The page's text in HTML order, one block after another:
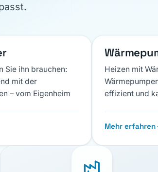
Sie ihn brauchen:
mit der
– vom Eigenheim
Heizen mit
effizient und
Mehr erfahren